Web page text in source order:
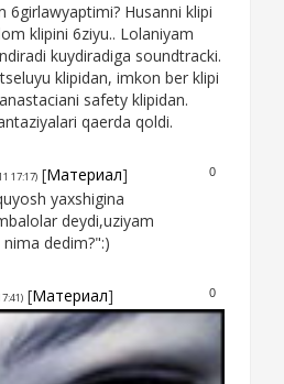
6girlawyaptimi? Husanni klipi
klipini 6ziyu.. Lolaniyam
kuydiradiga soundtracki.
klipidan, imkon ber klipi
safety klipidan.
qaerda qoldi.
0
17:17) [Материал]
yaxshigina
deydi,uziyam
dedim?":)
0
[Материал]